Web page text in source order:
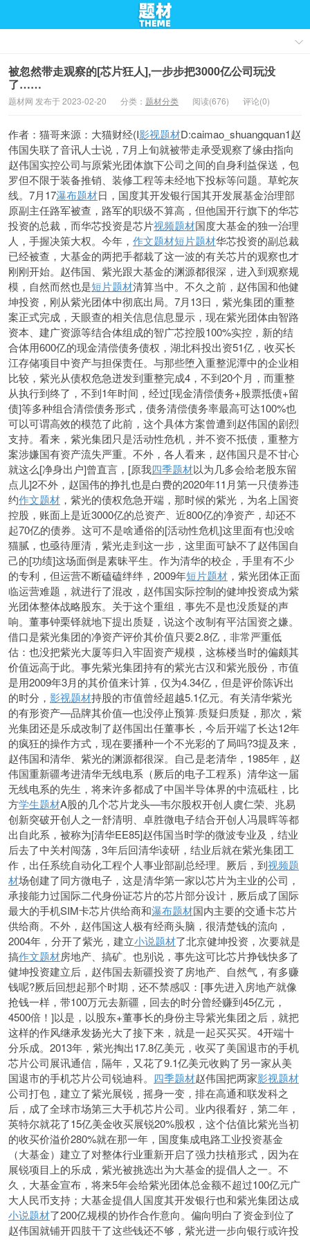
被忽然带走观察的[芯片狂人],一步步把3000亿公司玩没
了……
题材网 发布于 2023-02-20 分类： 题材分类 阅读(676) 评论(0)
作者：猫哥来源：大猫财经(I影视题材D:caimao_shuangquan1赵
伟国失联了音讯人士说，7月上旬就被带走承受观察了缘由指向
赵伟国实控公司与原紫光团体旗下公司之间的自身利益保送，包
罗但不限于装备推销、装修工程等未经地下投标等问题。草蛇灰
线。7月17瀑布题材日，国度其开发银行国其开发展基金治理部
原副主任路军被查，路军的职级不算高，但他国开行旗下的华芯
投资的总裁，而华芯投资是芯片视频题材国度大基金的独一治理
人，手握决策大权。今年， 作文题材短片题材华芯投资的副总裁
已经被查，大基金的两把手都栽了这一波的有关芯片的观察也才
刚刚开始。赵伟国、紫光跟大基金的渊源都很深，进入到观察规
模，自然而然也是短片题材清算当中。不久之前，赵伟国和他健
坤投资，刚从紫光团体中彻底出局。7月13日，紫光集团的重整
案正式完成，天眼查的相关信息信息显示，现在紫光团体由智路
资本、建广资源等结合体组成的智广芯控股100%实控，新的结
合体用600亿的现金清偿债务债权，湖北科投出资51亿，收买长
江存储项目中资产与担保责任。与那些堕入重整泥潭中的企业相
比较，紫光从债权危急迸发到重整完成4，不到20个月，而重整
从执行到终了，不到1年时间，经过[现金清偿债务+股票抵债+留
债]等多种组合清偿债务形式，债务清偿债务率最高可达100%也
可以可谓高效的模范了此前，这个具体方案曾遭到赵伟国的剧烈
支持。看来，紫光集团只是活动性危机，并不资不抵债，重整方
案涉嫌国有资产流失严重。不外，各人看来，赵伟国只是不甘心
就这么[净身出户]曾直言，[原我四季题材以为几多会给老股东留
点儿]2不外，赵国伟的挣扎也是白费的2020年11月第一只债券违
约作文题材 ，紫光的债权危急开端，那时候的紫光，为名上国资
控股，账面上是近3000亿的总资产、近800亿的净资产，却还不
起70亿的债券。这可不是啥通俗的[活动性危机]这里面有也没啥
猫腻，也亟待厘清，紫光走到这一步，这里面可缺不了赵伟国自
己的[功绩]这场面倒是素昧平生。作为清华的校企，手里有不少
的专利，但运营不断磕磕绊绊，2009年短片题材 ，紫光团体正面
临运营难题，就进行了混改，赵伟国实际控制的健坤投资成为紫
光团体整体战略股东。关于这个重组，事先不是也没质疑的声
响。董事钟栗铎就地下提出质疑，说这个改制有平沽国资之嫌。
借口是紫光集团的净资产评价其价值只要2.8亿，非常严重低
估：也没把紫光大厦等归入牢固资产规模，这栋楼当时的偏颇其
价值远高于此。事先紫光集团持有的紫光古汉和紫光股份，市值
是用2009年3月的其价值来计算，仅为4.34亿，但是评价陈诉出
的时分， 影视题材持股的市值曾经超越5.1亿元。有关清华紫光
的有形资产—品牌其价值—也没停止预算·质疑归质疑，那次，紫
光集团还是乐成改制了赵伟国出任董事长，今后开端了长达12年
的疯狂的操作方式，现在要播种一个不光彩的了局吗?3提及来，
赵伟国和清华、紫光的渊源都很深。自己是老清华，1985年，赵
伟国重新疆考进清华无线电系（厥后的电子工程系）清华这一届
无线电系的先生，将来许多都成了中国半导体界的中流砥柱，比
方学生题材A股的几个芯片龙头—韦尔股权开创人虞仁荣、兆易
创新突破开创人之一舒清明、卓胜微电子结合开创人冯晨晖等都
出自此系，被称为[清华EE85]赵伟国当时学的微波专业及，结业
后去了中关村闯荡，3年后回清华读研，结业后就在紫光集团工
作，出任系统自动化工程个人事业部副总经理。厥后，到视频题
材场创建了同方微电子，这是清华第一家以芯片为主业的公司，
承接能力过国际二代身份证芯片的芯片部分设计，厥后成了国际
最大的手机SIM卡芯片供给商和瀑布题材国内主要的交通卡芯片
供给商。不外，赵伟国这人极有经商头脑，很清楚钱的流向，
2004年，分开了紫光，建立小说题材了北京健坤投资，次要就是
搞作文题材房地产、搞矿。也别说，事先这可比芯片挣钱快多了
健坤投资建立后，赵伟国去新疆投资了房地产、自然气，有多赚
钱呢?厥后回想起那个时期，还不禁感叹：[事先进入房地产就像
抢钱一样，带100万元去新疆，回去的时分曾经赚到45亿元，
4500倍！]以是，以股东+董事长的身份主导紫光集团之后，就把
这样的作风继承发扬光大了接下来，就是一起买买买。4开端十
分乐成。2013年，紫光掏出17.8亿美元，收买了美国退市的手机
芯片公司展讯通信，隔年，又花了9.1亿美元收购了另一家从美
国退市的手机芯片公司锐迪科。 四季题材赵伟国把两家影视题材
公司打包，建立了紫光展锐，摇身一变，排在高通和联发科之
后，成了全球市场第三大手机芯片公司。业内很看好，第二年，
英特尔就花了15亿美金收买展锐20%股权，这个估值比紫光当初
的收买价溢价280%就在那一年，国度集成电路工业投资基金
（大基金）建立了对整体行业重新开启了强力扶植形式，因为在
展锐项目上的乐成，紫光被挑选出为大基金的提倡人之一。不
久，大基金宣布，将来5年会给紫光团体总金额不超过100亿元广
大人民币支持；大基金提倡人国度其开发银行也和紫光集团达成
小说题材了200亿规模的协作合作意向。偏向明白了资金到位了
赵伟国就铺开四肢干了这些钱还不够，紫光进一步向银行或许投